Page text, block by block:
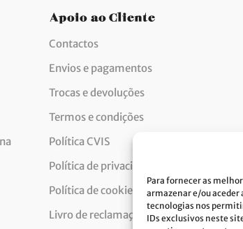
Para fornecer as
armazenar e/ou aceder
tecnologias nos
IDs exclusivos neste
Apoio ao Cliente
Contactos
Envios e pagamentos
Trocas e devoluções
Termos e condições
Política CVIS
Política de privacidade
Política de cookies
Livro de reclamações